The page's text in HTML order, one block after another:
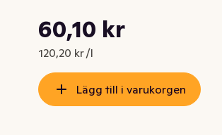
Nuvarande pris är: 60,10 kr
60,10 kr
120,20 kr /l
Styckpris: 120,20 kr /l
Lägg till i varukorgen